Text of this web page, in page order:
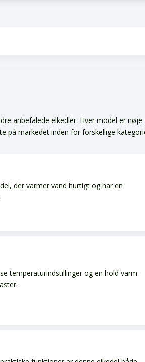
anbefalede elkedler. Hver model er nøje
på markedet inden for forskellige
der varmer vand hurtigt og har en
temperaturindstillinger og en hold varm-